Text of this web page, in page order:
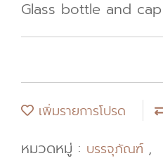
Glass bottle and cap
เพิ่มรายการโปรด
หมวดหมู่ : บรรจุภัณฑ์ ,